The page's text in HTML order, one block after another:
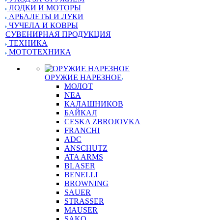
ЛОДКИ И МОТОРЫ
АРБАЛЕТЫ И ЛУКИ
ЧУЧЕЛА И КОВРЫ
СУВЕНИРНАЯ ПРОДУКЦИЯ
ТЕХНИКА
МОТОТЕХНИКА
ОРУЖИЕ НАРЕЗНОЕ
МОЛОТ
NEA
КАЛАШНИКОВ
БАЙКАЛ
CESKA ZBROJOVKA
FRANCHI
ADC
ANSCHUTZ
ATA ARMS
BLASER
BENELLI
BROWNING
SAUER
STRASSER
MAUSER